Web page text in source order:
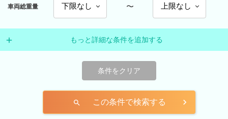
車両総重量 〜
もっと詳細な条件を追加する
条件をクリア
search この条件で検索する